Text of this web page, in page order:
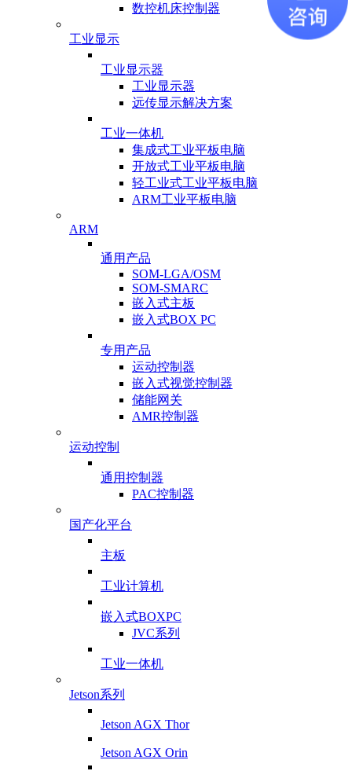
数控机床控制器
工业显示
工业显示器
工业显示器
远传显示解决方案
工业一体机
集成式工业平板电脑
开放式工业平板电脑
轻工业式工业平板电脑
ARM工业平板电脑
ARM
通用产品
SOM-LGA/OSM
SOM-SMARC
嵌入式主板
嵌入式BOX PC
专用产品
运动控制器
嵌入式视觉控制器
储能网关
AMR控制器
运动控制
通用控制器
PAC控制器
国产化平台
主板
工业计算机
嵌入式BOXPC
JVC系列
工业一体机
Jetson系列
Jetson AGX Thor
Jetson AGX Orin